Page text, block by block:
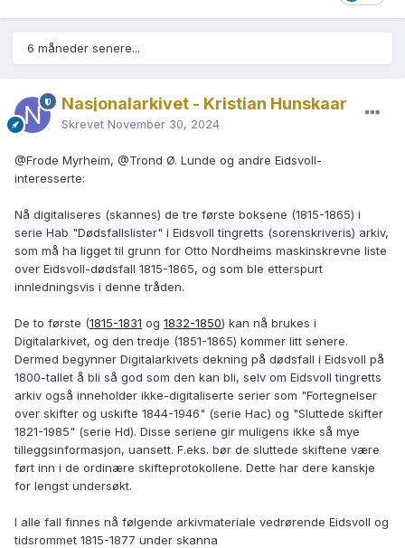
6 måneder senere...
Nasjonalarkivet - Kristian Hunskaar
Skrevet November 30, 2024
@Frode Myrheim, @Trond Ø. Lunde og andre Eidsvoll-
interesserte:
Nå digitaliseres (skannes) de tre første boksene (1815-1865) i
serie Hab "Dødsfallslister" i Eidsvoll tingretts (sorenskriveris) arkiv,
som må ha ligget til grunn for Otto Nordheims maskinskrevne liste
over Eidsvoll-dødsfall 1815-1865, og som ble etterspurt
innledningsvis i denne tråden.
De to første (1815-1831 og 1832-1850) kan nå brukes i
Digitalarkivet, og den tredje (1851-1865) kommer litt senere.
Dermed begynner Digitalarkivets dekning på dødsfall i Eidsvoll på
1800-tallet å bli så god som den kan bli, selv om Eidsvoll tingretts
arkiv også inneholder ikke-digitaliserte serier som "Fortegnelser
over skifter og uskifte 1844-1946" (serie Hac) og "Sluttede skifter
1821-1985" (serie Hd). Disse seriene gir muligens ikke så mye
tilleggsinformasjon, uansett. F.eks. bør de sluttede skiftene være
ført inn i de ordinære skifteprotokollene. Dette har dere kanskje
for lengst undersøkt.
I alle fall finnes nå følgende arkivmateriale vedrørende Eidsvoll og
tidsrommet 1815-1877 under skanna